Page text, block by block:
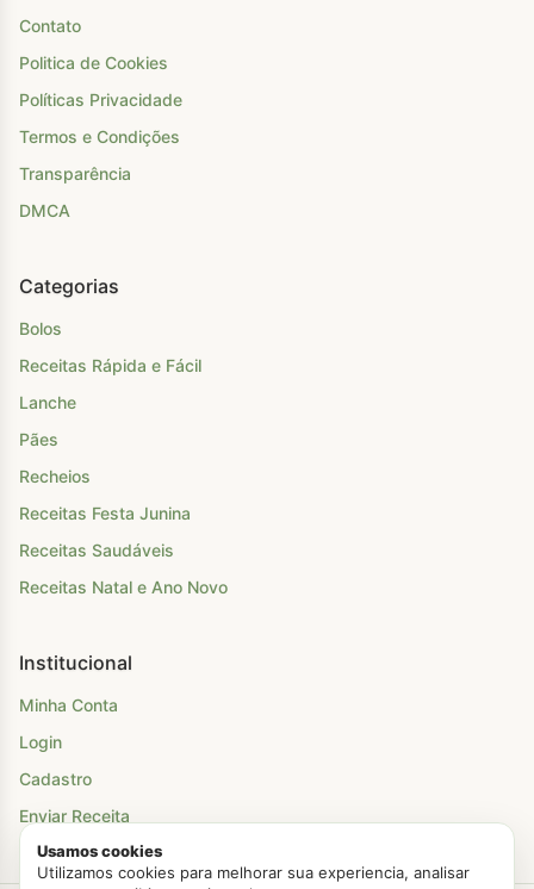
Contato
Politica de Cookies
Políticas Privacidade
Termos e Condições
Transparência
DMCA
Categorias
Bolos
Receitas Rápida e Fácil
Lanche
Pães
Recheios
Receitas Festa Junina
Receitas Saudáveis
Receitas Natal e Ano Novo
Institucional
Minha Conta
Login
Cadastro
Enviar Receita
Usamos cookies
Utilizamos cookies para melhorar sua experiencia, analisar